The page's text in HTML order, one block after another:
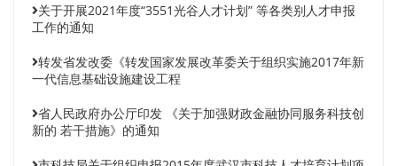
关于开展2021年度“3551光谷人才计划” 等各类别人才申报
工作的通知
转发省发改委《转发国家发展改革委关于组织实施2017年新
一代信息基础设施建设工程
省人民政府办公厅印发 《关于加强财政金融协同服务科技创
新的 若干措施》的通知